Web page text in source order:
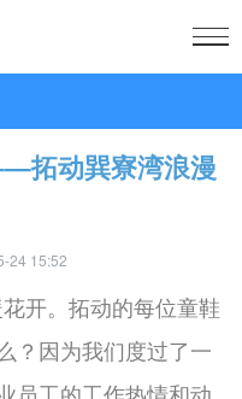
拓动巽寮湾浪漫
24 15:52
开。拓动的每位童鞋
？因为我们度过了一